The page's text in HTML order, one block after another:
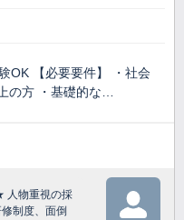
OK 【必要要件】 ・社会
の方 ・基礎的な…
人物重視の採
制度、面倒